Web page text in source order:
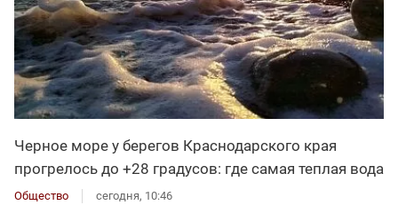
Черное море у берегов Краснодарского края
прогрелось до +28 градусов: где самая теплая вода
Общество сегодня, 10:46